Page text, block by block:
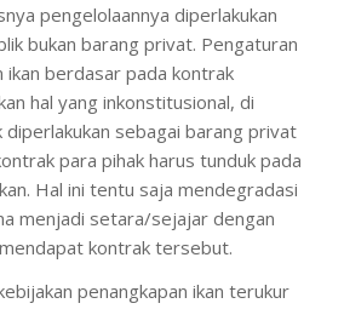
pengelolaannya diperlakukan
bukan barang privat. Pengaturan
ikan berdasar pada kontrak
hal yang inkonstitusional, di
diperlakukan sebagai barang privat
para pihak harus tunduk pada
Hal ini tentu saja mendegradasi
menjadi setara/sejajar dengan
kontrak tersebut.
penangkapan ikan terukur